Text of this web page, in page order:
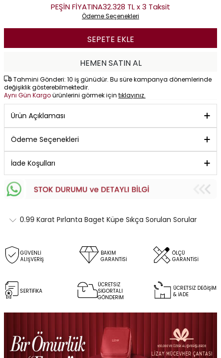
PEŞİN FİYATINA32.328 TL x 3 Taksit
Ödeme Seçenekleri
SEPETE EKLE
HEMEN SATIN AL
Tahmini Gönderi: 10 iş günüdür. Bu süre kampanya dönemlerinde
değişiklik gösterebilmektedir.
Aynı Gün Kargoürünlerini görmek için tıklayınız.
Ürün Açıklaması
Ödeme Seçenekleri
İade Koşulları
0.99 Karat Pırlanta Baget Küpe Sıkça Sorulan Sorular
GÜVENLİ
ALIŞVERİŞ
BAKIM
GARANTİSİ
ÖLÇÜ
GARANTİSİ
SERTİFİKA
ÜCRETSİZ
SİGORTALI
GÖNDERİM
ÜCRETSİZ DEĞİŞİM
& İADE